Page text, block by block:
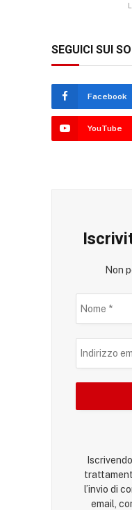
SEGUICI SUI
Facebook
YouTube
Non
l’invio di
email,